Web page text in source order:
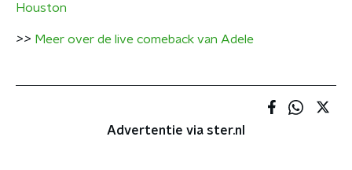
Houston
>> Meer over de live comeback van Adele
Advertentie via ster.nl